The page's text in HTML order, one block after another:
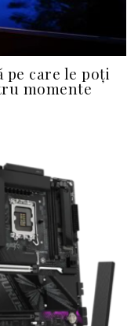
care le poți
momente